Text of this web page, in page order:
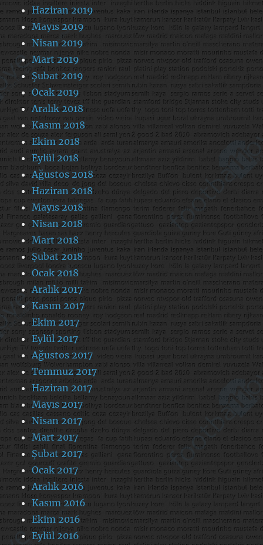
Haziran 2019
Mayıs 2019
Nisan 2019
Mart 2019
Şubat 2019
Ocak 2019
Aralık 2018
Kasım 2018
Ekim 2018
Eylül 2018
Ağustos 2018
Haziran 2018
Mayıs 2018
Nisan 2018
Mart 2018
Şubat 2018
Ocak 2018
Aralık 2017
Kasım 2017
Ekim 2017
Eylül 2017
Ağustos 2017
Temmuz 2017
Haziran 2017
Mayıs 2017
Nisan 2017
Mart 2017
Şubat 2017
Ocak 2017
Aralık 2016
Kasım 2016
Ekim 2016
Eylül 2016